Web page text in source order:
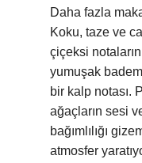
Daha fazla
Koku, taze ve
çiçeksi
yumuşak
bir kalp notası.
ağaçların sesi
bağımlılığı
atmosfer